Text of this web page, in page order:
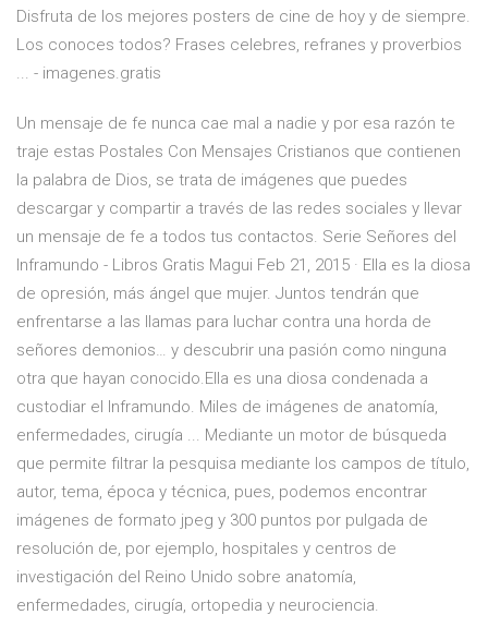
Disfruta de los mejores posters de cine de hoy y de siempre.
Los conoces todos? Frases celebres, refranes y proverbios
... - imagenes.gratis
Un mensaje de fe nunca cae mal a nadie y por esa razón te
traje estas Postales Con Mensajes Cristianos que contienen
la palabra de Dios, se trata de imágenes que puedes
descargar y compartir a través de las redes sociales y llevar
un mensaje de fe a todos tus contactos. Serie Señores del
Inframundo - Libros Gratis Magui Feb 21, 2015 · Ella es la diosa
de opresión, más ángel que mujer. Juntos tendrán que
enfrentarse a las llamas para luchar contra una horda de
señores demonios… y descubrir una pasión como ninguna
otra que hayan conocido.Ella es una diosa condenada a
custodiar el Inframundo. Miles de imágenes de anatomía,
enfermedades, cirugía ... Mediante un motor de búsqueda
que permite filtrar la pesquisa mediante los campos de título,
autor, tema, época y técnica, pues, podemos encontrar
imágenes de formato jpeg y 300 puntos por pulgada de
resolución de, por ejemplo, hospitales y centros de
investigación del Reino Unido sobre anatomía,
enfermedades, cirugía, ortopedia y neurociencia.